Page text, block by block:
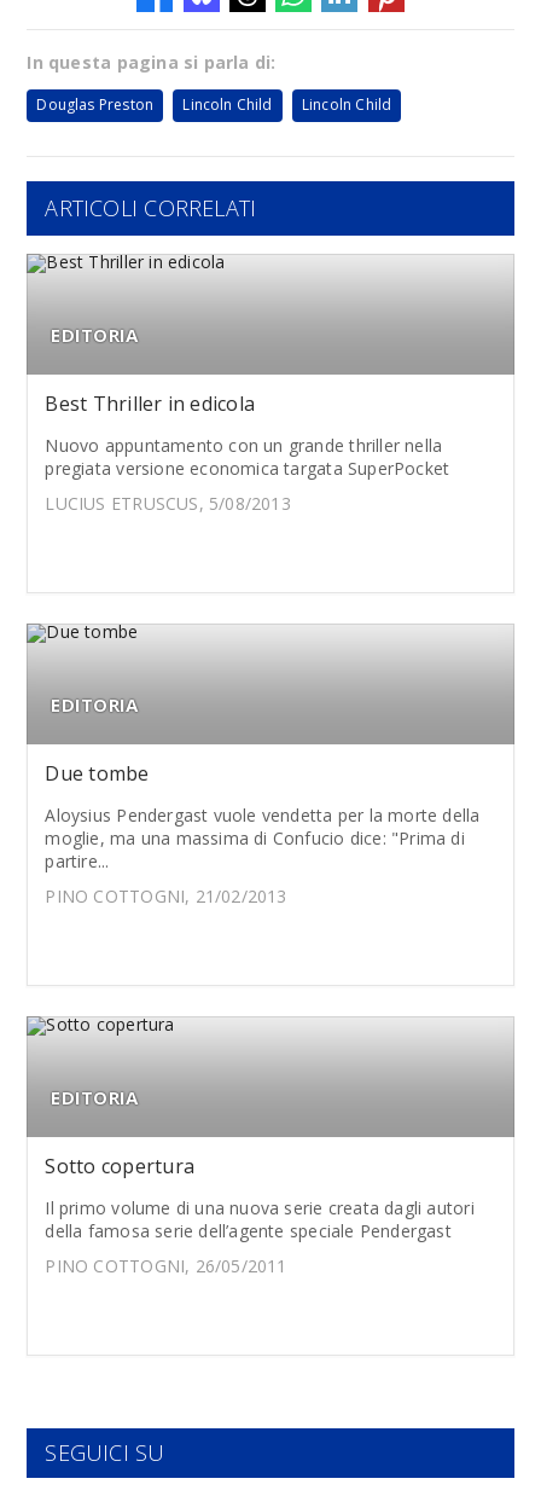
In questa pagina si parla di:
Douglas Preston Lincoln Child Lincoln Child
ARTICOLI CORRELATI
EDITORIA
Best Thriller in edicola
Nuovo appuntamento con un grande thriller nella
pregiata versione economica targata SuperPocket
LUCIUS ETRUSCUS, 5/08/2013
EDITORIA
Due tombe
Aloysius Pendergast vuole vendetta per la morte della
moglie, ma una massima di Confucio dice: "Prima di
partire...
PINO COTTOGNI, 21/02/2013
EDITORIA
Sotto copertura
Il primo volume di una nuova serie creata dagli autori
della famosa serie dell’agente speciale Pendergast
PINO COTTOGNI, 26/05/2011
SEGUICI SU